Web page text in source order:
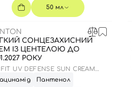
50 мл
СОНЦЕЗАХИСНИЙ
ІЗ ЦЕНТЕЛОЮ ДО
РОКУ
FIT UV DEFENSE SUN CREAM
Пантенол